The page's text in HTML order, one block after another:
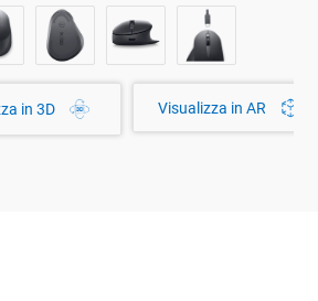
in 3D Visualizza in AR